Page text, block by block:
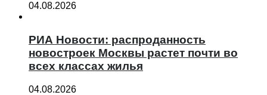
04.08.2026
РИА Новости: распроданность
новостроек Москвы растет почти во
всех классах жилья
04.08.2026